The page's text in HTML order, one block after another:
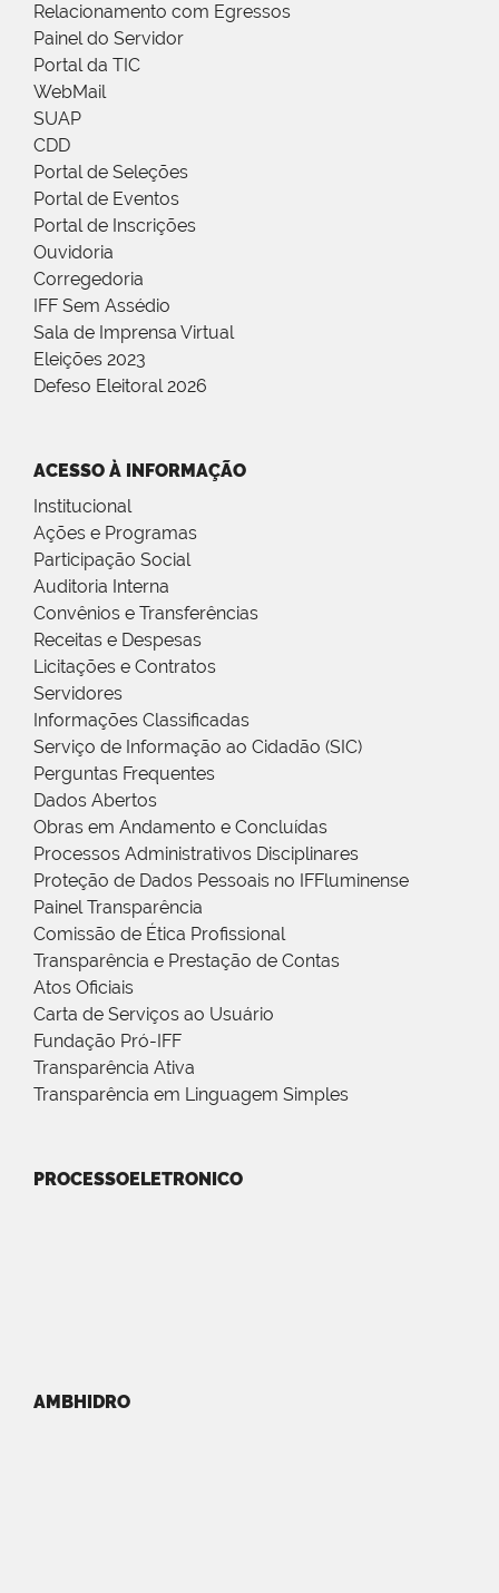
Relacionamento com Egressos
Painel do Servidor
Portal da TIC
WebMail
SUAP
CDD
Portal de Seleções
Portal de Eventos
Portal de Inscrições
Ouvidoria
Corregedoria
IFF Sem Assédio
Sala de Imprensa Virtual
Eleições 2023
Defeso Eleitoral 2026
ACESSO À INFORMAÇÃO
Institucional
Ações e Programas
Participação Social
Auditoria Interna
Convênios e Transferências
Receitas e Despesas
Licitações e Contratos
Servidores
Informações Classificadas
Serviço de Informação ao Cidadão (SIC)
Perguntas Frequentes
Dados Abertos
Obras em Andamento e Concluídas
Processos Administrativos Disciplinares
Proteção de Dados Pessoais no IFFluminense
Painel Transparência
Comissão de Ética Profissional
Transparência e Prestação de Contas
Atos Oficiais
Carta de Serviços ao Usuário
Fundação Pró-IFF
Transparência Ativa
Transparência em Linguagem Simples
PROCESSOELETRONICO
AMBHIDRO